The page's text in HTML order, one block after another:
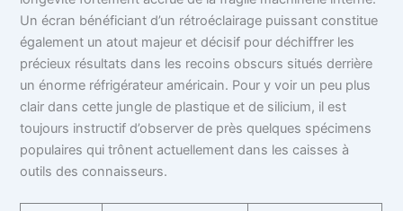
Un écran bénéficiant d’un rétroéclairage puissant constitue
également un atout majeur et décisif pour déchiffrer les
précieux résultats dans les recoins obscurs situés derrière
un énorme réfrigérateur américain. Pour y voir un peu plus
clair dans cette jungle de plastique et de silicium, il est
toujours instructif d’observer de près quelques spécimens
populaires qui trônent actuellement dans les caisses à
outils des connaisseurs.